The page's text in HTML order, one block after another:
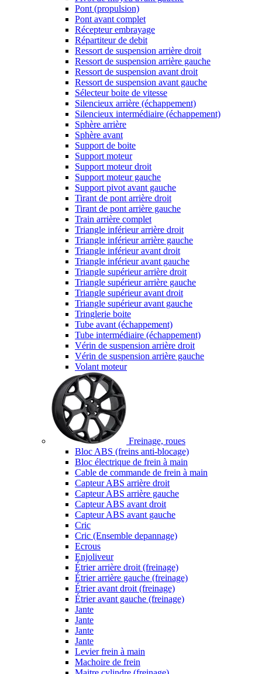
Pont (propulsion)
Pont avant complet
Récepteur embrayage
Répartiteur de debit
Ressort de suspension arrière droit
Ressort de suspension arrière gauche
Ressort de suspension avant droit
Ressort de suspension avant gauche
Sélecteur boite de vitesse
Silencieux arrière (échappement)
Silencieux intermédiaire (échappement)
Sphère arrière
Sphère avant
Support de boite
Support moteur
Support moteur droit
Support moteur gauche
Support pivot avant gauche
Tirant de pont arrière droit
Tirant de pont arrière gauche
Train arrière complet
Triangle inférieur arrière droit
Triangle inférieur arrière gauche
Triangle inférieur avant droit
Triangle inférieur avant gauche
Triangle supérieur arrière droit
Triangle supérieur arrière gauche
Triangle supérieur avant droit
Triangle supérieur avant gauche
Tringlerie boite
Tube avant (échappement)
Tube intermédiaire (échappement)
Vérin de suspension arrière droit
Vérin de suspension arrière gauche
Volant moteur
Freinage, roues
Bloc ABS (freins anti-blocage)
Bloc électrique de frein à main
Cable de commande de frein à main
Capteur ABS arrière droit
Capteur ABS arrière gauche
Capteur ABS avant droit
Capteur ABS avant gauche
Cric
Cric (Ensemble depannage)
Ecrous
Enjoliveur
Étrier arrière droit (freinage)
Étrier arrière gauche (freinage)
Étrier avant droit (freinage)
Étrier avant gauche (freinage)
Jante
Jante
Jante
Jante
Levier frein à main
Machoire de frein